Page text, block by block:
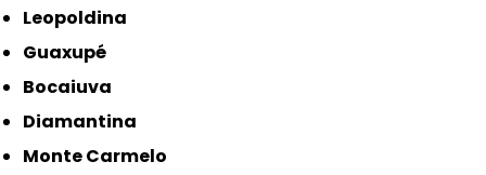
Leopoldina
Guaxupé
Bocaiuva
Diamantina
Monte Carmelo